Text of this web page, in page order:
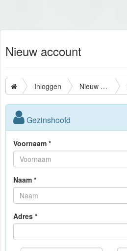
Nieuw account
Inloggen Nieuw account
Gezinshoofd
Voornaam *
Naam *
Adres *